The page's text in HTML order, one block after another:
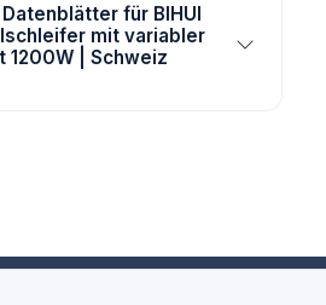
für BIHUI
mit variabler
1200W | Schweiz